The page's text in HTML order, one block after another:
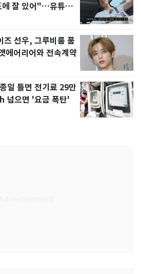
에 잘 있어"…유튜브
즈 선우, 그루비룸 품
에어리어와 전속계약
일 틀면 전기료 29만
넘으면 '요금 폭탄'